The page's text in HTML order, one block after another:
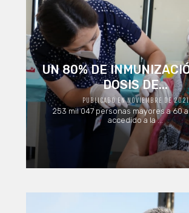
UN 80% DE
DOSIS DE...
PUBLICADO EN NOVIEMBRE DE 2021
253 mil 047 personas mayores a 60
accedido a la ...